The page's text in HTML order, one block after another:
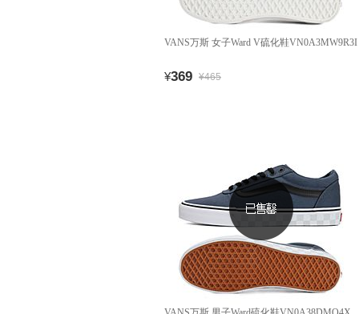
VANS万斯 女子Ward V硫化鞋VN0A3MW9R3I
¥369 ¥465